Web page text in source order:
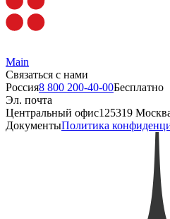
Main
Связаться с нами
Россия8 800 200-40-00Бесплатно
Эл. почта
Центральный офис125319
ДокументыПолитика